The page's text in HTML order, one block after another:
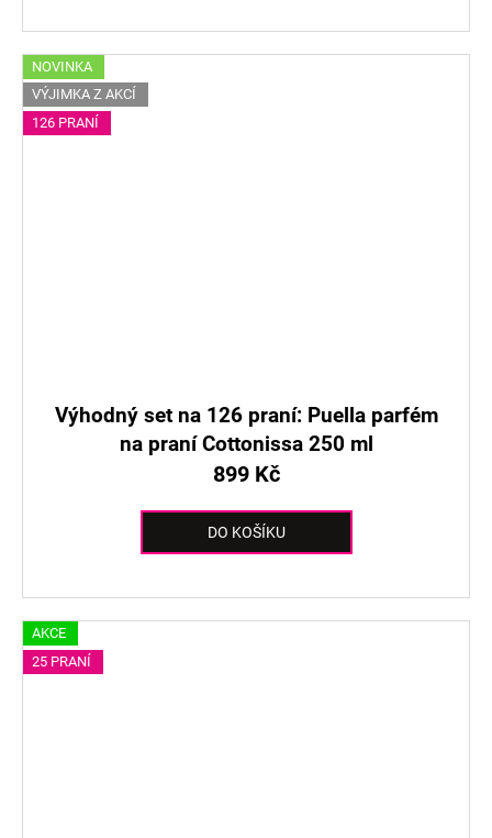
NOVINKA
VÝJIMKA Z AKCÍ
126 PRANÍ
Výhodný set na 126 praní: Puella parfém
na praní Cottonissa 250 ml
899 Kč
DO KOŠÍKU
AKCE
25 PRANÍ